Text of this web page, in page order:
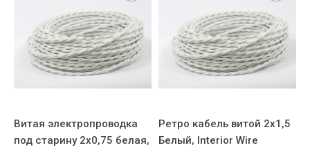
Витая электропроводка
под старину 2x0,75 белая,
Ретро кабель витой 2x1,5
Белый, Interior Wire